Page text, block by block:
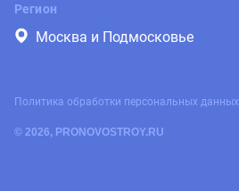
Регион
Москва и Подмосковье
© 2026, PRONOVOSTROY.RU
Политика обработки персональных данных